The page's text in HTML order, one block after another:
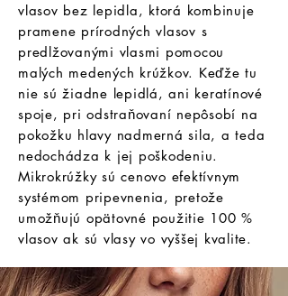
vlasov bez lepidla, ktorá kombinuje
pramene prírodných vlasov s
predlžovanými vlasmi pomocou
malých medených krúžkov. Keďže tu
nie sú žiadne lepidlá, ani keratínové
spoje, pri odstraňovaní nepôsobí na
pokožku hlavy nadmerná sila, a teda
nedochádza k jej poškodeniu.
Mikrokrúžky sú cenovo efektívnym
systémom pripevnenia, pretože
umožňujú opätovné použitie 100 %
vlasov ak sú vlasy vo vyššej kvalite.